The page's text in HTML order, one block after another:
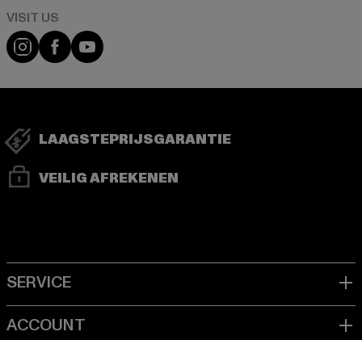
Visit our Instagram page:
Visit our Facebook page:
Visit our YouTube channel:
LAAGSTEPRIJSGARANTIE
VEILIG AFREKENEN